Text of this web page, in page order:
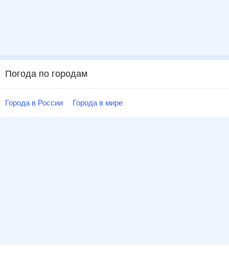
Погода по городам
Города в России Города в мире